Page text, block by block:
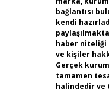
bağlantısı
kendi
haber niteliği
ve kişiler
Gerçek
tamamen
halindedir ve